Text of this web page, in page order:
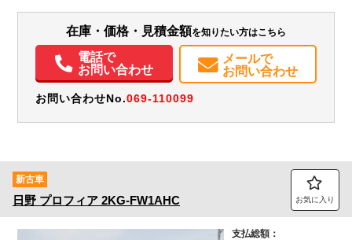
パワステ パワーウィンドウ エアバッグ
集中ドアロック
電動格納ミラー
ETC バックモニター メンテナンスノート（保証書）
在庫・価格・見積金額を知りたい方はこちら
電話で
お問い合わせ
メールで
お問い合わせ
お問い合わせNo.069-110099
新古車
日野 プロフィア 2KG-FW1AHC お気に入り
支払総額：